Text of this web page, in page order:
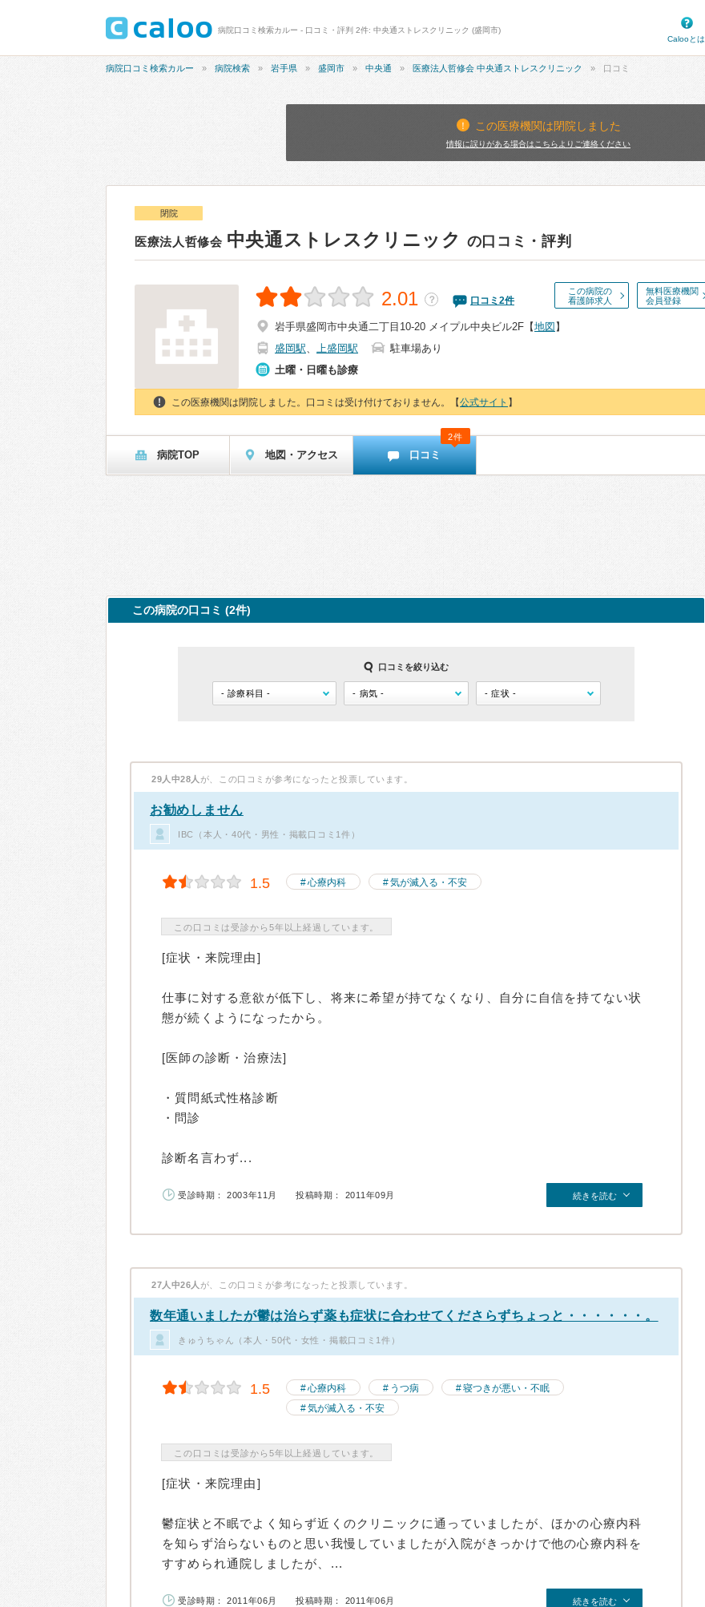
病院口コミ検索カルー - 口コミ・評判 2件: 中央通ストレスクリニック (盛岡市)
Calooとは
病院口コミ検索カルー 病院検索 岩手県 盛岡市 中央通 医療法人哲修会 中央通ストレスクリニック 口コミ
この医療機関は閉院しました
情報に誤りがある場合はこちらよりご連絡ください
閉院
医療法人哲修会 中央通ストレスクリニック の口コミ・評判
この病院の
看護師求人
無料医療機関
会員登録
2.01 ？ 口コミ 2件
岩手県盛岡市中央通二丁目10-20 メイプル中央ビル2F 【地図 】
盛岡駅、 上盛岡駅
駐車場あり
土曜・日曜も診療
この医療機関は閉院しました。口コミは受け付けておりません。【公式サイト 】
病院TOP 地図・アクセス 口コミ
2件
この病院の口コミ (2件)
口コミを絞り込む
29人中28人 が、この口コミが参考になったと投票しています。
お勧めしません
IBC（本人・40代・男性・掲載口コミ1件）
1.5 心療内科 気が滅入る・不安
この口コミは受診から5年以上経過しています。
[症状・来院理由]
仕事に対する意欲が低下し、将来に希望が持てなくなり、自分に自信を持てない状
態が続くようになったから。
[医師の診断・治療法]
・質問紙式性格診断
・問診
診断名言わず...
受診時期： 2003年11月 投稿時期： 2011年09月 続きを読む
27人中26人 が、この口コミが参考になったと投票しています。
数年通いましたが鬱は治らず薬も症状に合わせてくださらずちょっと・・・・・・。
きゅうちゃん（本人・50代・女性・掲載口コミ1件）
1.5 心療内科 うつ病
寝つきが悪い・不眠
気が滅入る・不安
この口コミは受診から5年以上経過しています。
[症状・来院理由]
鬱症状と不眠でよく知らず近くのクリニックに通っていましたが、ほかの心療内科
を知らず治らないものと思い我慢していましたが入院がきっかけで他の心療内科を
すすめられ通院しましたが、...
受診時期： 2011年06月 投稿時期： 2011年06月 続きを読む